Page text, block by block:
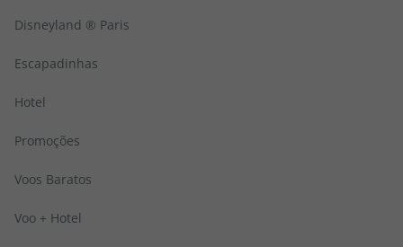
Disneyland ® Paris
Escapadinhas
Hotel
Promoções
Voos Baratos
Voo + Hotel